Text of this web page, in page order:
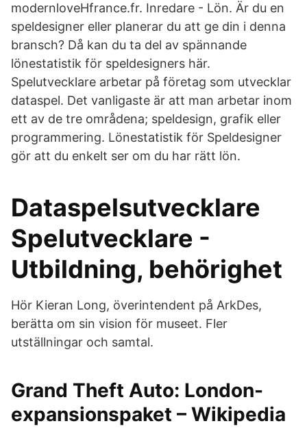
modernloveHfrance.fr. Inredare - Lön. Är du en
speldesigner eller planerar du att ge din i denna
bransch? Då kan du ta del av spännande
lönestatistik för speldesigners här.
Spelutvecklare arbetar på företag som utvecklar
dataspel. Det vanligaste är att man arbetar inom
ett av de tre områdena; speldesign, grafik eller
programmering. Lönestatistik för Speldesigner
gör att du enkelt ser om du har rätt lön.
Dataspelsutvecklare
Spelutvecklare -
Utbildning, behörighet
Hör Kieran Long, överintendent på ArkDes,
berätta om sin vision för museet. Fler
utställningar och samtal.
Grand Theft Auto: London-
expansionspaket – Wikipedia